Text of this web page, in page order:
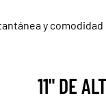
y comodidad
11" DE